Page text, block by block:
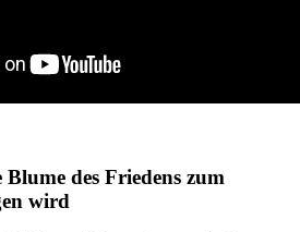
des Friedens zum
wird